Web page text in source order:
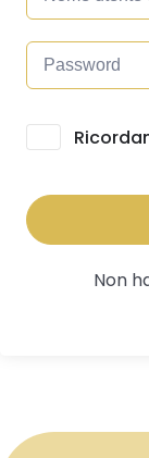
Alternative:
Non